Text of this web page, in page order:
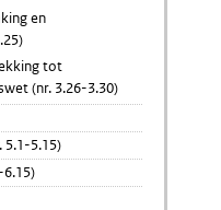
en
tot
(nr. 3.26-3.30)
5.1-5.15)